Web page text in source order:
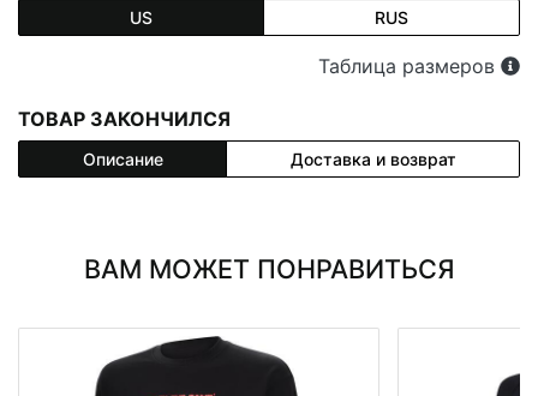
US RUS
Таблица размеров
ТОВАР ЗАКОНЧИЛСЯ
Описание Доставка и возврат
ВАМ МОЖЕТ ПОНРАВИТЬСЯ